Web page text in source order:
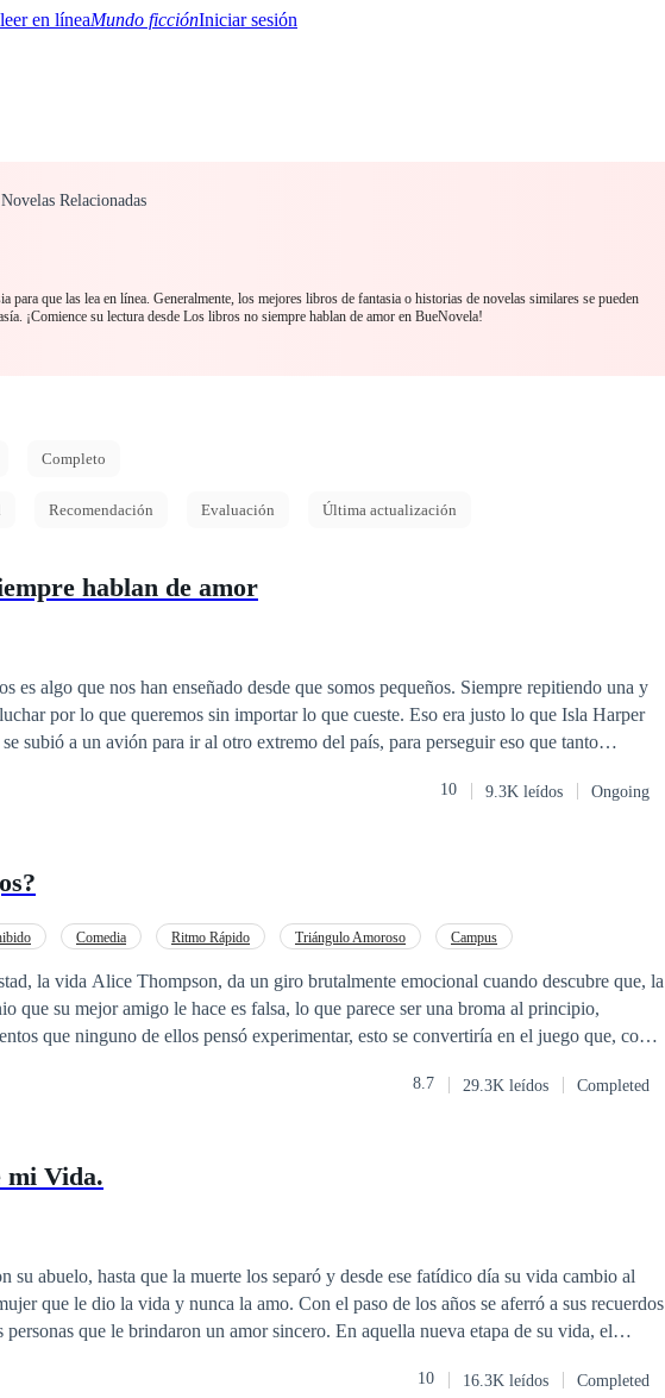
Mundo ficciónIniciar sesión
Relacionadas
que las lea en línea. Generalmente, los mejores libros de fantasia o historias de novelas similares se pueden
¡Comience su lectura desde Los libros no siempre hablan de amor en BueNovela!
Completo
Recomendación Evaluación Última actualización
hablan de amor
es algo que nos han enseñado desde que somos pequeños. Siempre repitiendo una y
que queremos sin importar lo que cueste. Eso era justo lo que Isla Harper
subió a un avión para ir al otro extremo del país, para perseguir eso que tanto
más, nuevas amistades, nuevos gustos, pero sobre todo, algo sobre lo que solamente
10 9.3K leídos Ongoing
Comedia Ritmo Rápido Triángulo Amoroso
Campus
que su mejor amigo le hace es falsa, lo que parece ser una broma al principio,
que ninguno de ellos pensó experimentar, esto se convertiría en el juego que, con
8.7 29.3K leídos Completed
mi Vida.
su abuelo, hasta que la muerte los separó y desde ese fatídico día su vida cambio al
que le dio la vida y nunca la amo. Con el paso de los años se aferró a sus recuerdos
le brindaron un amor sincero. En aquella nueva etapa de su vida, el
maldad e incluso el egoísmo. Donde la vida le demostraría hasta qué
10 16.3K leídos Completed